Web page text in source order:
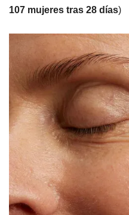
107 mujeres tras 28 días)